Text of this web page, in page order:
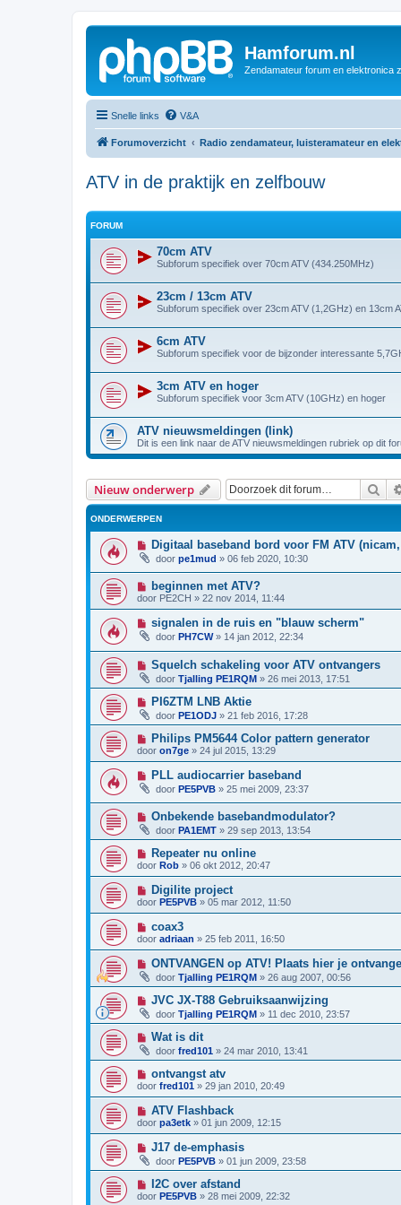
Hamforum.nl
Zendamateur forum en elektronica
Snelle links V&A
Forumoverzicht Radio zendamateur, luisteramateur en
ATV in de praktijk en zelfbouw
FORUM
70cm ATV
Subforum specifiek over 70cm ATV (434.250MHz)
23cm / 13cm ATV
Subforum specifiek over 23cm ATV (1,2GHz) en 13cm
6cm ATV
Subforum specifiek voor de bijzonder interessante
3cm ATV en hoger
Subforum specifiek voor 3cm ATV (10GHz) en hoger
ATV nieuwsmeldingen (link)
Dit is een link naar de ATV nieuwsmeldingen rubriek op dit
Nieuw onderwerp
ONDERWERPEN
Digitaal baseband bord voor FM ATV
door pe1mud » 06 feb 2020, 10:30
beginnen met ATV?
door PE2CH » 22 nov 2014, 11:44
signalen in de ruis en "blauw scherm"
door PH7CW» 14 jan 2012, 22:34
Squelch schakeling voor ATV ontvangers
door Tjalling PE1RQM » 26 mei 2013, 17:51
PI6ZTM LNB Aktie
door PE1ODJ » 21 feb 2016, 17:28
Philips PM5644 Color pattern generator
door on7ge » 24 jul 2015, 13:29
PLL audiocarrier baseband
door PE5PVB » 25 mei 2009, 23:37
Onbekende basebandmodulator?
door PA1EMT » 29 sep 2013, 13:54
Repeater nu online
door Rob » 06 okt 2012, 20:47
Digilite project
door PE5PVB » 05 mar 2012, 11:50
coax3
door adriaan » 25 feb 2011, 16:50
ONTVANGEN op ATV! Plaats hier je
door Tjalling PE1RQM » 26 aug 2007, 00:56
JVC JX-T88 Gebruiksaanwijzing
door Tjalling PE1RQM » 11 dec 2010, 23:57
Wat is dit
door fred101 » 24 mar 2010, 13:41
ontvangst atv
door fred101 » 29 jan 2010, 20:49
ATV Flashback
door pa3etk » 01 jun 2009, 12:15
J17 de-emphasis
door PE5PVB » 01 jun 2009, 23:58
I2C over afstand
door PE5PVB » 28 mei 2009, 22:32